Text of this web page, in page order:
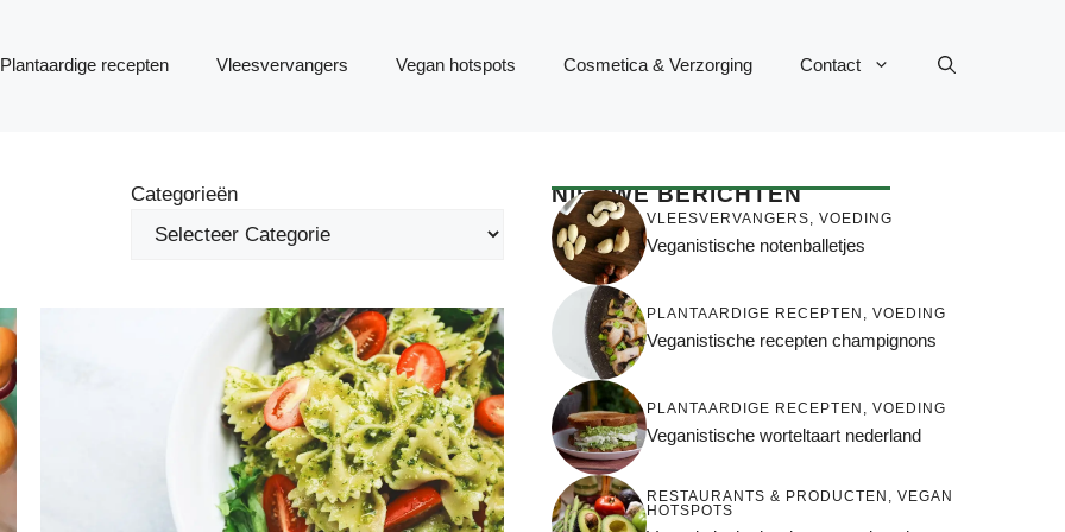
Plantaardige recepten Vleesvervangers Vegan hotspots Cosmetica & Verzorging Contact
Categorieën NIEUWE BERICHTEN
VLEESVERVANGERS, VOEDING
Veganistische notenballetjes
PLANTAARDIGE RECEPTEN , VOEDING
Veganistische recepten champignons
PLANTAARDIGE RECEPTEN , VOEDING
Veganistische worteltaart nederland
RESTAURANTS & PRODUCTEN , VEGAN
HOTSPOTS